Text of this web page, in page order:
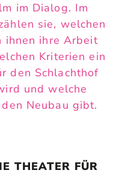
im Dialog. Im
sie, welchen
ihnen ihre Arbeit
Kriterien ein
den Schlachthof
und welche
Neubau gibt.
THEATER FÜR